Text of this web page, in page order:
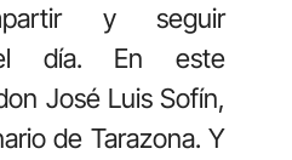
y seguir
día. En este
José Luis Sofín,
de Tarazona. Y